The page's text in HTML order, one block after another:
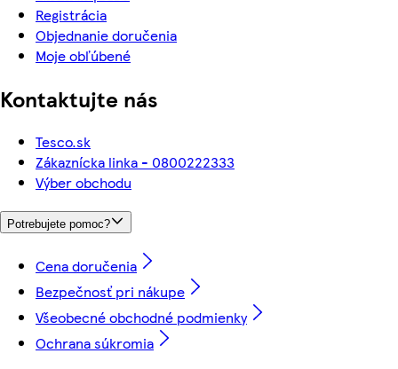
Registrácia
Objednanie doručenia
Moje obľúbené
Kontaktujte nás
Tesco.sk
Zákaznícka linka - 0800222333
Výber obchodu
Potrebujete pomoc?
Cena doručenia
Bezpečnosť pri nákupe
Všeobecné obchodné podmienky
Ochrana súkromia